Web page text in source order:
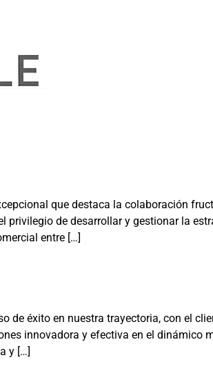
que destaca la colaboración
privilegio de desarrollar y gestionar la
entre […]
de éxito en nuestra trayectoria, con el
innovadora y efectiva en el dinámico
y […]